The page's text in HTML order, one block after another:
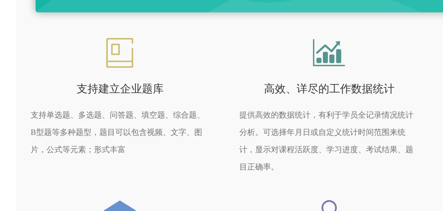
支持建立企业题库
支持单选题、多选题、问答题、填空题、综合题、
B型题等多种题型，题目可以包含视频、文字、图
片，公式等元素；形式丰富
高效、详尽的工作数据统计
提供高效的数据统计，有利于学员全记录情况统计
分析。可选择年月日或自定义统计时间范围来统
计，显示对课程活跃度、学习进度、考试结果、题
目正确率。